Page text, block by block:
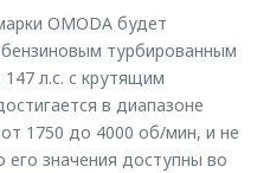
OMODA будет
турбированным
л.с. с крутящим
в диапазоне
1750 до 4000 об/мин, и не
его значения доступны во